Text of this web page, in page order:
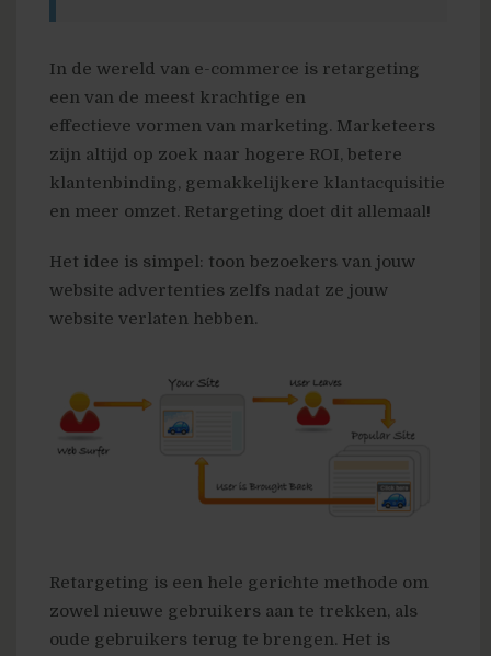
In de wereld van e-commerce is retargeting
een van de meest krachtige en
effectieve vormen van marketing. Marketeers
zijn altijd op zoek naar hogere ROI, betere
klantenbinding, gemakkelijkere klantacquisitie
en meer omzet. Retargeting doet dit allemaal!
Het idee is simpel: toon bezoekers van jouw
website advertenties zelfs nadat ze jouw
website verlaten hebben.
Retargeting is een hele gerichte methode om
zowel nieuwe gebruikers aan te trekken, als
oude gebruikers terug te brengen. Het is